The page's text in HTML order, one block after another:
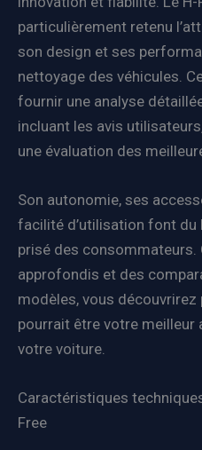
particulièrement retenu
son design et ses
nettoyage des véhicules.
fournir une analyse
incluant les avis
une évaluation des
Son autonomie, ses
facilité d’utilisation font du
prisé des consommateurs.
approfondis et des
modèles, vous
pourrait être votre meilleur
votre voiture.
Caractéristiques
Free